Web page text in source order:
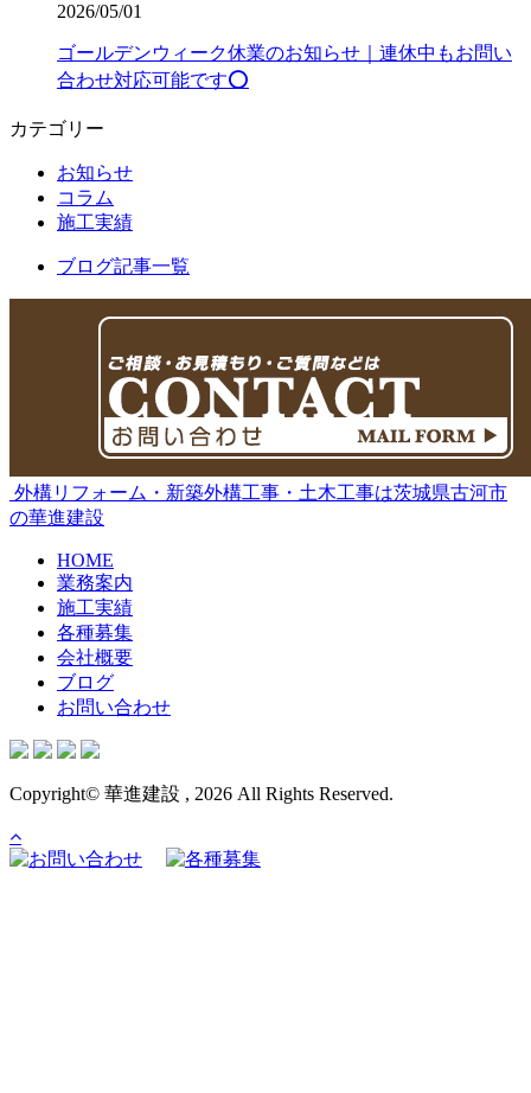
2026/05/01
ゴールデンウィーク休業のお知らせ｜連休中もお問い
合わせ対応可能です⭕️
カテゴリー
お知らせ
コラム
施工実績
ブログ記事一覧
外構リフォーム・新築外構工事・土木工事は茨城県古河市
の華進建設
HOME
業務案内
施工実績
各種募集
会社概要
ブログ
お問い合わせ
Copyright© 華進建設 , 2026 All Rights Reserved.